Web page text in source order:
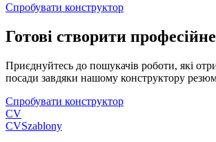
Спробувати конструктор
Готові створити
Приєднуйтесь до пошукачів роботи, які
посади завдяки нашому конструктору
Спробувати конструктор
CV
CVSzablony